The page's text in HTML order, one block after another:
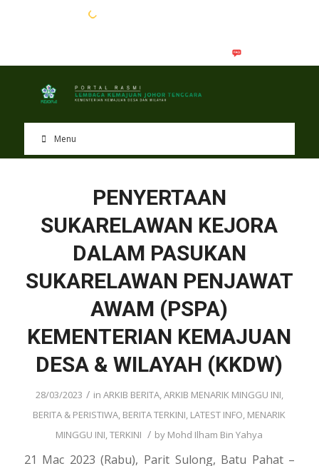
Menu
PENYERTAAN
SUKARELAWAN KEJORA
DALAM PASUKAN
SUKARELAWAN PENJAWAT
AWAM (PSPA)
KEMENTERIAN KEMAJUAN
DESA & WILAYAH (KKDW)
28/03/2023 / in ARKIB BERITA,ARKIB MENARIK MINGGU INI,
BERITA & PERISTIWA, BERITA TERKINI, LATEST INFO, MENARIK
MINGGU INI,TERKINI / by Mohd Ilham Bin Yahya
21 Mac 2023 (Rabu), Parit Sulong, Batu Pahat –